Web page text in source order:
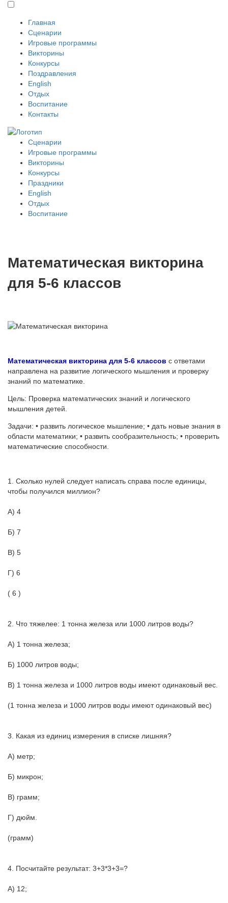
Главная
Сценарии
Игровые программы
Викторины
Конкурсы
Поздравления
English
Отдых
Воспитание
Контакты
Сценарии
Игровые программы
Викторины
Конкурсы
Праздники
English
Отдых
Воспитание
Математическая викторина
для 5-6 классов
Математическая викторина для 5-6 классов с ответами
направлена на развитие логического мышления и проверку
знаний по математике.
Цель: Проверка математических знаний и логического
мышления детей.
Задачи: • развить логическое мышление; • дать новые знания в
области математики; • развить сообразительность; • проверить
математические способности.
1. Сколько нулей следует написать справа после единицы,
чтобы получился миллион?
А) 4
Б) 7
В) 5
Г) 6
( 6 )
2. Что тяжелее: 1 тонна железа или 1000 литров воды?
А) 1 тонна железа;
Б) 1000 литров воды;
В) 1 тонна железа и 1000 литров воды имеют одинаковый вес.
(1 тонна железа и 1000 литров воды имеют одинаковый вес)
3. Какая из единиц измерения в списке лишняя?
А) метр;
Б) микрон;
В) грамм;
Г) дюйм.
(грамм)
4. Посчитайте результат: 3+3*3+3=?
А) 12;